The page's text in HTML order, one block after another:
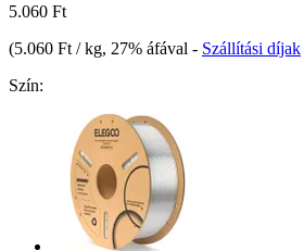
5.060 Ft
(5.060 Ft / kg, 27% áfával - Szállítási díjak
Szín: